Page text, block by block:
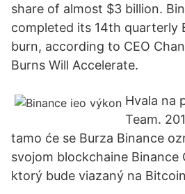
share of almost $3 billion.
completed its 14th quarterly
burn, according to CEO
Burns Will Accelerate.
Hvala na
Team.
tamo će se Burza Binance
svojom blockchaine Binance
ktorý bude viazaný na